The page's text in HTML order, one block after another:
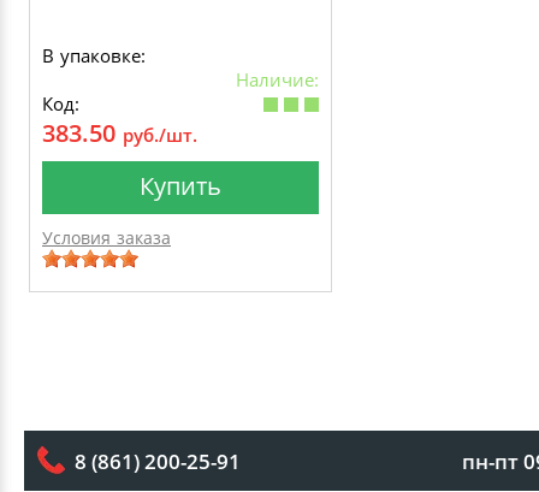
В упаковке:
Наличие:
Код:
383.50 руб./шт.
Купить
Условия заказа
8 (861) 200-25-91 пн-пт